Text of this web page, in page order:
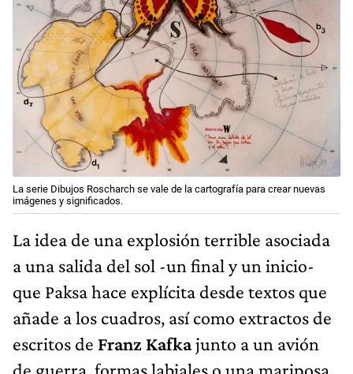
La serie Dibujos Roscharch se vale de la cartografía para crear nuevas
imágenes y significados.
La idea de una explosión terrible asociada
a una salida del sol -un final y un inicio-
que Paksa hace explícita desde textos que
añade a los cuadros, así como extractos de
escritos de Franz Kafkajunto a un avión